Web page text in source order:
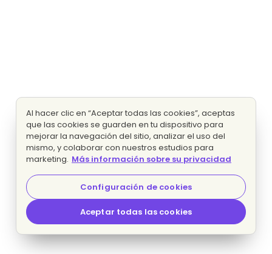
Al hacer clic en “Aceptar todas las cookies”, aceptas
que las cookies se guarden en tu dispositivo para
mejorar la navegación del sitio, analizar el uso del
mismo, y colaborar con nuestros estudios para
marketing. Más información sobre su privacidad
Configuración de cookies
Aceptar todas las cookies